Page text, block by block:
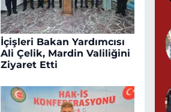
İçişleri Bakan Yardımcısı
Ali Çelik, Mardin Valiliğini
Ziyaret Etti